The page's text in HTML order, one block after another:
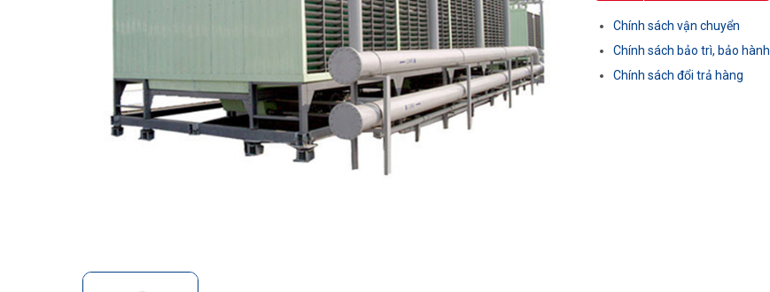
Chính sách vận chuyển
Chính sách bảo trì, bảo hành
Chính sách đổi trả hàng